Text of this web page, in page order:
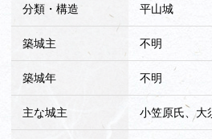
分類・構造 平山城
築城主 不明
築城年 不明
主な城主 小笠原氏、大